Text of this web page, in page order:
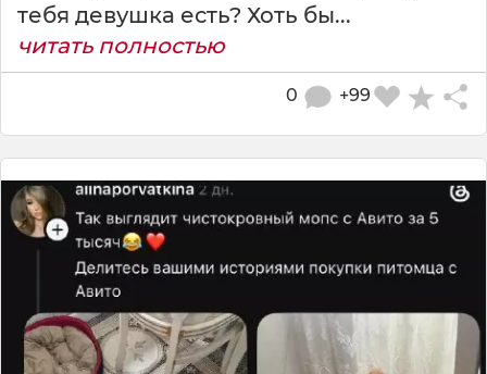
тебя девушка есть? Хоть бы...
читать полностью
+99
0